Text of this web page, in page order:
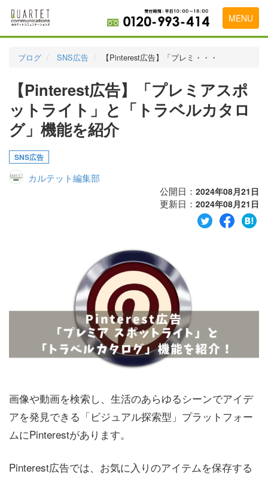
MENU
実績・お客様の声
初めて導入をお考えの方
広告代理店・HP制作会社様へ
ブログ SNS広告 【Pinterest広告】「プレミ・・・
【Pinterest広告】「プレミアスポ
ットライト」と「トラベルカタロ
グ」機能を紹介
SNS広告
カルテット編集部
公開日： 2024年08月21日
更新日： 2024年08月21日
画像や動画を検索し、生活のあらゆるシーンでアイデ
アを発見できる「ビジュアル探索型」プラットフォー
ムにPinterestがあります。
Pinterest広告では、お気に入りのアイテムを保存する